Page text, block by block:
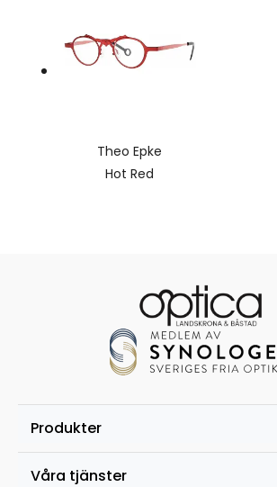
Theo Epke
Hot Red
Produkter
Våra tjänster